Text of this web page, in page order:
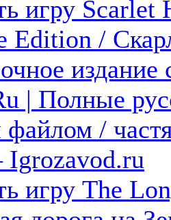
игру
Edition /
| Полные
/
игру The